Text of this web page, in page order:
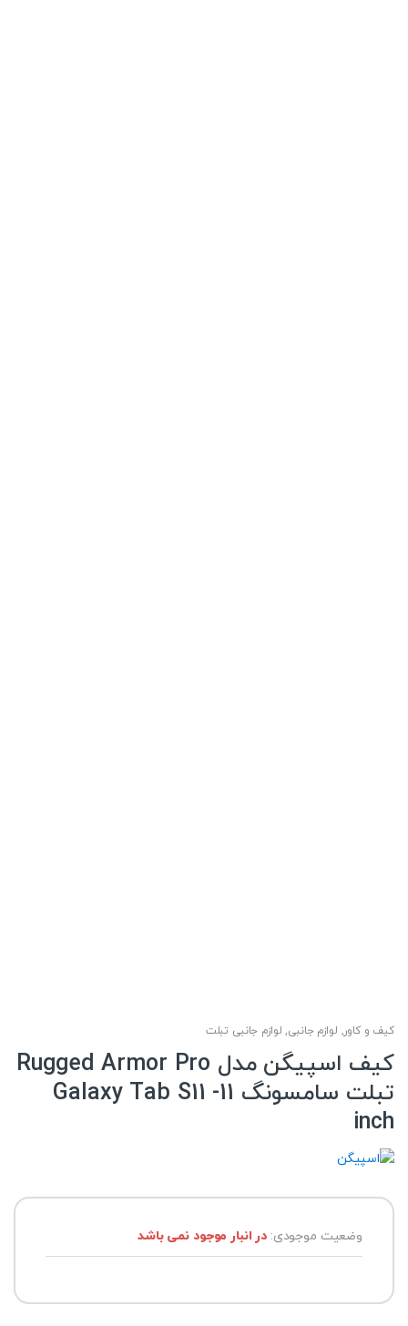
کیف و کاور, لوازم جانبی, لوازم جانبی تبلت
کیف اسپیگن مدل Rugged Armor Pro
تبلت سامسونگ Galaxy Tab S11 -11
inch
وضعیت موجودی:در انبار موجود نمی باشد